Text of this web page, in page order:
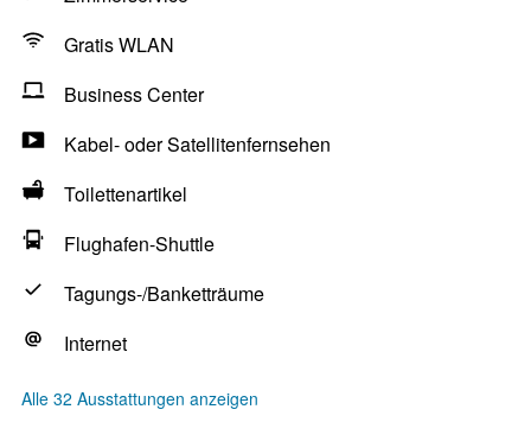
Gratis WLAN
Business Center
Kabel- oder Satellitenfernsehen
Toilettenartikel
Flughafen-Shuttle
Tagungs-/Banketträume
Internet
Alle 32 Ausstattungen anzeigen